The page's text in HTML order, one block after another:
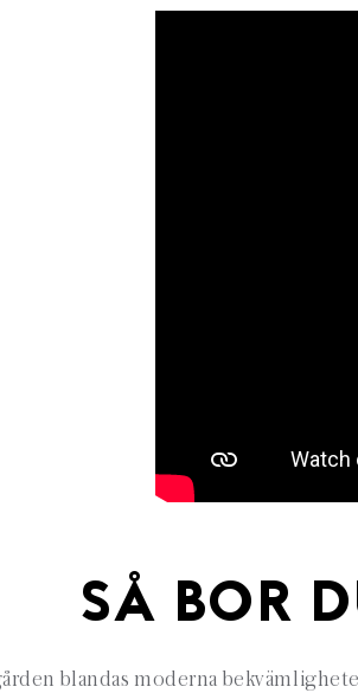
SÅ BOR
blandas moderna